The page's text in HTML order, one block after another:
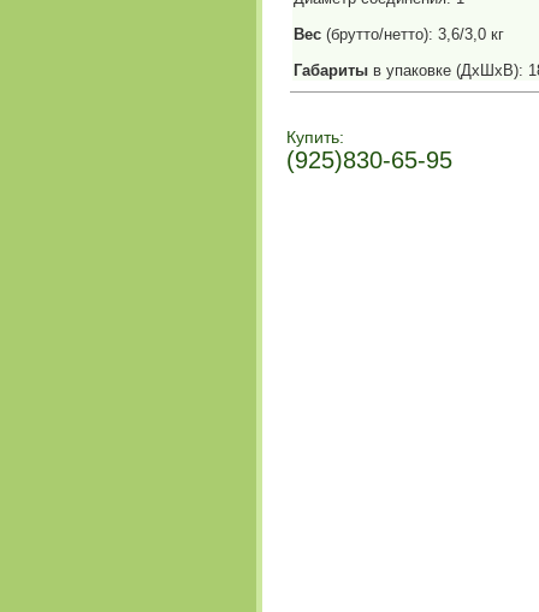
Вес (брутто/нетто): 3,6/3,0 кг
Габариты в упаковке (ДхШхВ):
Купить:
(925)830-65-95